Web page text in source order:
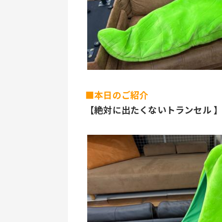
■本日のご紹介
【絶対に出たくないトランセル